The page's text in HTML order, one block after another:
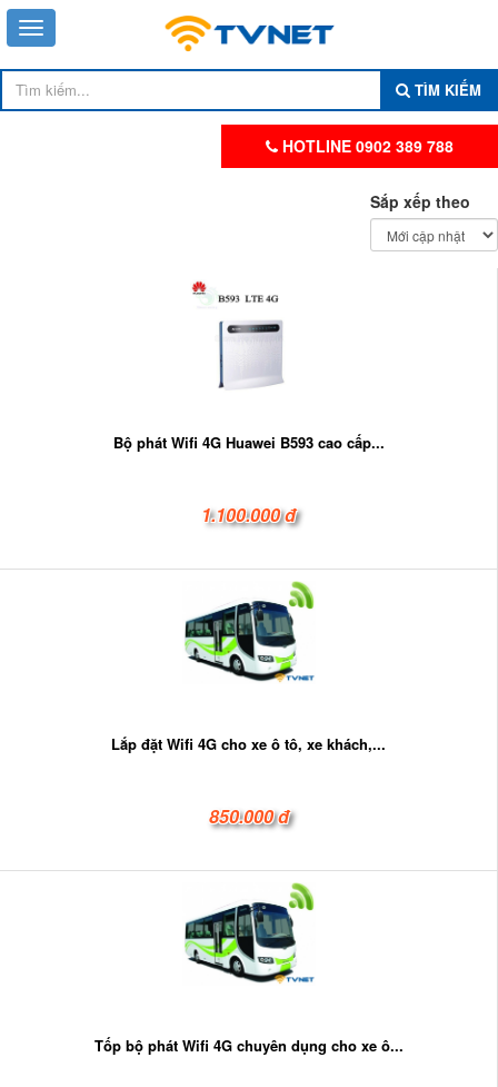
TÌM KIẾM
HOTLINE 0902 389 788
Sắp xếp theo
Bộ phát Wifi 4G Huawei B593 cao cấp...
1.100.000 đ
Lắp đặt Wifi 4G cho xe ô tô, xe khách,...
850.000 đ
Tốp bộ phát Wifi 4G chuyên dụng cho xe ô...